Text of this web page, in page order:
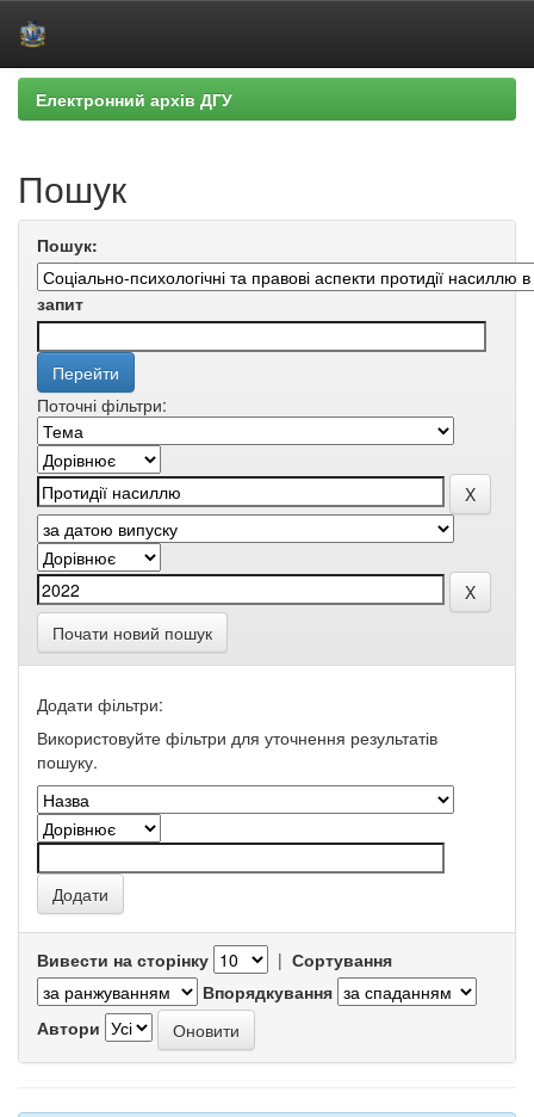
Skip
navigation
Електронний архів ДГУ
Пошук
Пошук:
запит
Поточні фільтри:
Почати новий пошук
Додати фільтри:
Використовуйте фільтри для уточнення результатів
пошуку.
Вивести на сторінку | Сортування
Впорядкування
Автори